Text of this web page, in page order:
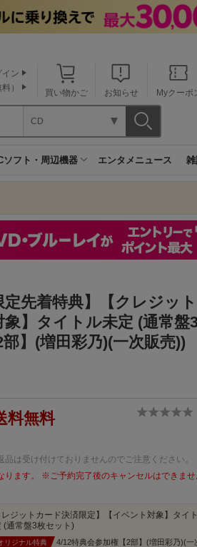
買い物かご お知らせ Myクーポ
イン
）
CD
ソフト・周辺機器 エンタメニュース
定先着特典】【クレジッ
】タイトル未定 (通常盤
】(増田彩乃)(一次販売))
料無料
は受け付けておりませんのでご注意ください。
ます。 ※ご予約完了後のキャンセルはできま
レジットカード決済限定】【イベント対象】タイ
(通常盤3枚セット)
リジナル特典
4/12特典会参加権【2部】(増田彩乃)(一